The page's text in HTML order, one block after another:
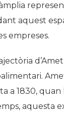
aquest
empreses.
a 1830,
aquesta